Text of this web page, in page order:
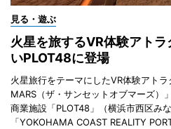
見る・遊ぶ
火星を旅するVR体験アト
いPLOT48に登場
火星旅行をテーマにしたVR体験アト
MARS（ザ・サンセットオブマーズ）
商業施設「PLOT48」（横浜市西区み
「YOKOHAMA COAST REALITY